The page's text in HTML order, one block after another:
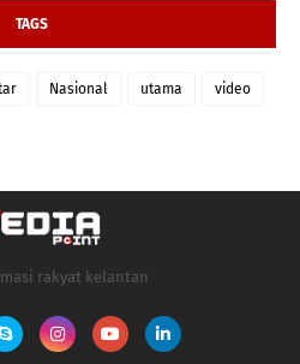
TAGS
Nasional utama video
rakyat kelantan